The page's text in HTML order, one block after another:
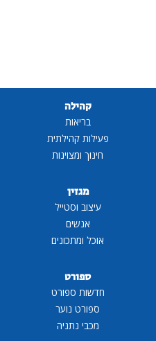
קהילה
בריאות
פעילות קהילתית
חינוך ומצוינות
מגזין
עיצוב וסטייל
אנשים
אוכל ומתכונים
ספורט
חדשות ספורט
ספורט נוער
מכבי נתניה